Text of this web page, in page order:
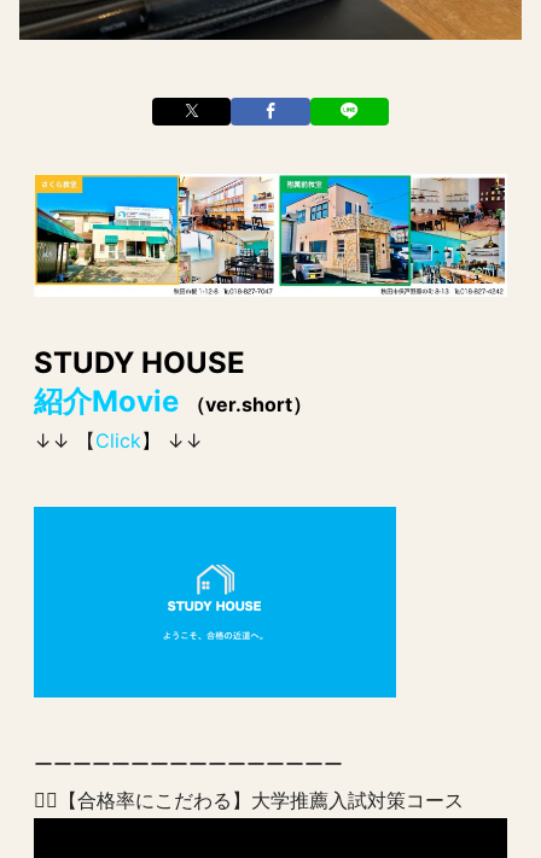
STUDY HOUSE
紹介Movie
（ver.short）
↓↓ 【Click】 ↓↓
ーーーーーーーーーーーーーーーー
💁‍♂️【合格率にこだわる】大学推薦入試対策コース